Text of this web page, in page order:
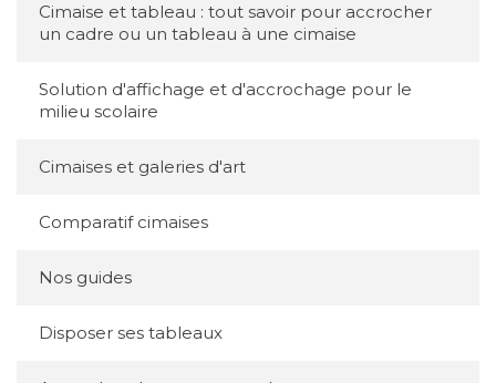
Cimaise et tableau : tout savoir pour accrocher
un cadre ou un tableau à une cimaise
Solution d'affichage et d'accrochage pour le
milieu scolaire
Cimaises et galeries d'art
Comparatif cimaises
Nos guides
Disposer ses tableaux